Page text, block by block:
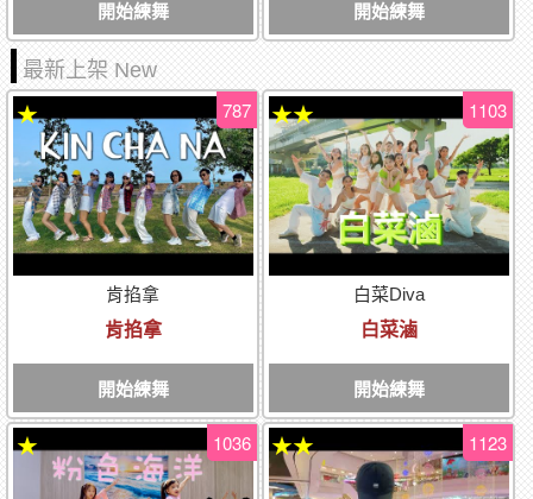
開始練舞 開始練舞
最新上架 New
肯掐拿
肯掐拿
開始練舞
787
★
白菜Diva
白菜滷
開始練舞
1103
★★
1036
★ 1123
★★